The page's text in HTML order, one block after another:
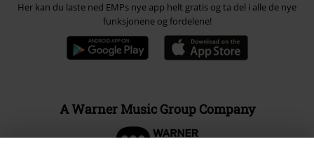
Her kan du laste ned EMPs nye app helt gratis og ta del i alle de nye
funksjonene og fordelene!
A Warner Music Group Company